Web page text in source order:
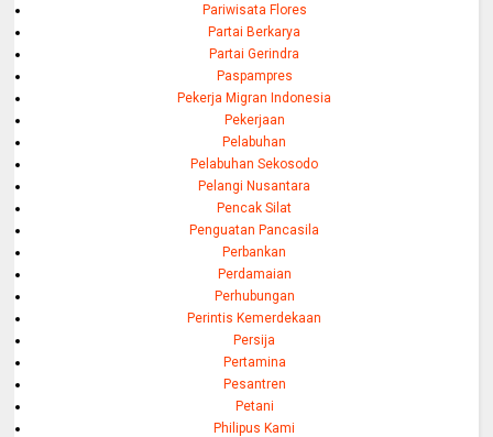
Pariwisata Flores
Partai Berkarya
Partai Gerindra
Paspampres
Pekerja Migran Indonesia
Pekerjaan
Pelabuhan
Pelabuhan Sekosodo
Pelangi Nusantara
Pencak Silat
Penguatan Pancasila
Perbankan
Perdamaian
Perhubungan
Perintis Kemerdekaan
Persija
Pertamina
Pesantren
Petani
Philipus Kami